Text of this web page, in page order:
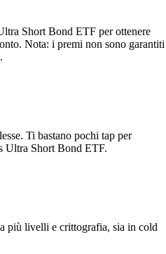
Short Bond ETF per ottenere
Nota: i premi non sono garantiti
Ti bastano pochi tap per
Ultra Short Bond ETF.
più livelli e crittografia, sia in cold